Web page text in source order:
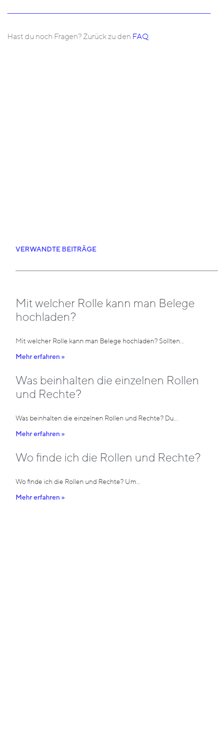
Hast du noch Fragen? Zurück zu den FAQ
VERWANDTE BEITRÄGE
Mit welcher Rolle kann man Belege
hochladen?
Mit welcher Rolle kann man Belege hochladen? Sollten…
Mehr erfahren »
Was beinhalten die einzelnen Rollen
und Rechte?
Was beinhalten die einzelnen Rollen und Rechte? Du…
Mehr erfahren »
Wo finde ich die Rollen und Rechte?
Wo finde ich die Rollen und Rechte? Um…
Mehr erfahren »